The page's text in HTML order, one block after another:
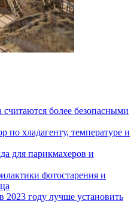
более безопасными
по хладагенту, температуре и
для парикмахеров и
фотостарения и
2023 году лучше установить